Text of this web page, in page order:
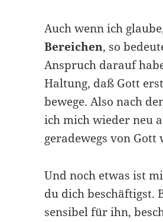
Auch wenn ich
Bereichen, so
Anspruch darauf
Haltung, daß Gott
bewege. Also nach
ich mich wieder neu
geradewegs von Gott
Und noch etwas ist
du dich beschäftigst.
sensibel für ihn,